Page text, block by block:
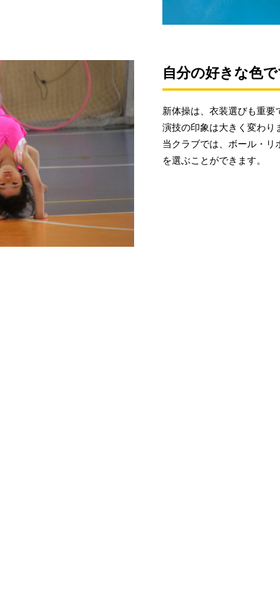
自分の好きな色
新体操は、衣装選びも重
演技の印象は大きく変わり
当クラブでは、ボール・
を選ぶことができます。